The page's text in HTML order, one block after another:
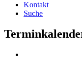
Kontakt
Suche